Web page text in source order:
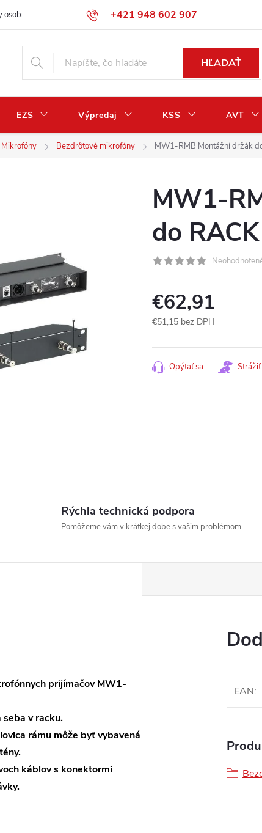
+421 948 602 907
údajov Odstúpenie od zmluvy / vrátenie peňazí
HĽADAŤ
EZS Výpredaj KSS AVT
Mikrofóny Bezdrôtové mikrofóny MW1-RMB Montážní držák
MW1-
do
€62,91
€51,15 bez DPH
cena:
Opýtať sa Strážiť
Rýchla technická podpora
Pomôžeme vám v krátkej dobe s vašim problémom.
prijímačov MW1-
v racku.
rámu môže byť vybavená
káblov s konektormi
EAN: